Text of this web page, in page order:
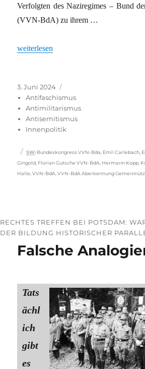
Verfolgten des Naziregimes – Bund
(VVN-BdA) zu ihrem …
„VVN-BdA: Im Streit vereint“
weiterlesen
Veröffentlicht
am
3. Juni 2024
Antifaschismus
Antimilitarismus
Antisemitismus
Innenpolitik
Schlagwörter
SW: Bundeskongress VVN-Bda Emil Carlebach
Gingold Florian Gutsche VVN-BdA Hermann Kopp
Halle ,VVN-BdA ,VVN-BdA Aberkennung
RECHTES TREFFEN BEI POTSDAM:
DER BILDUNG HISTORISCHER
Falsche
Tats
ächl
ich
gibt
es